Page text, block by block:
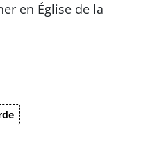
en Église de la